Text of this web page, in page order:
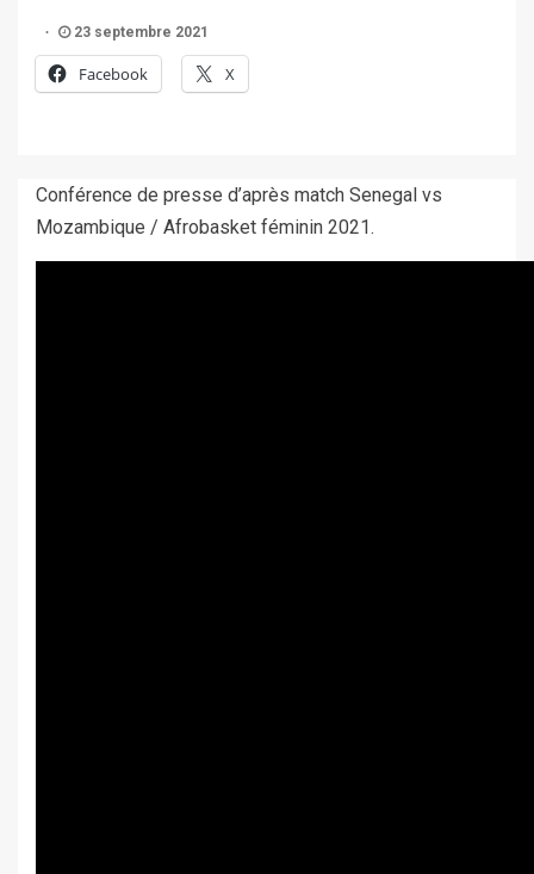
23 septembre 2021
Facebook X
Conférence de presse d’après match Senegal vs
Mozambique / Afrobasket féminin 2021.